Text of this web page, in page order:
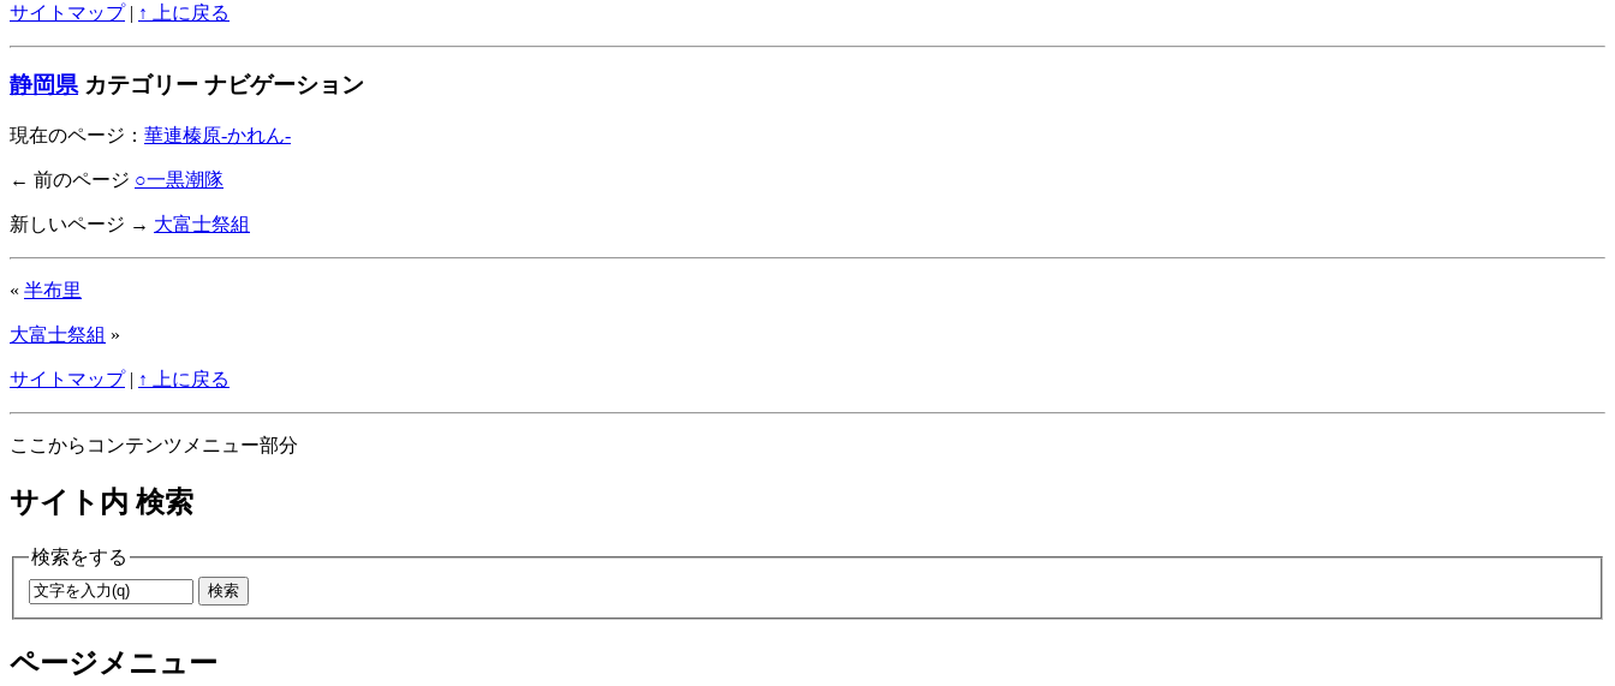
サイトマップ| ↑ 上に戻る
静岡県カテゴリー ナビゲーション
現在のページ： 華連榛原-かれん-
← 前のページ ○一黒潮隊
新しいページ → 大富士祭組
« 半布里
大富士祭組 »
サイトマップ| ↑ 上に戻る
ここからコンテンツメニュー部分
サイト内 検索
検索をする
ページメニュー